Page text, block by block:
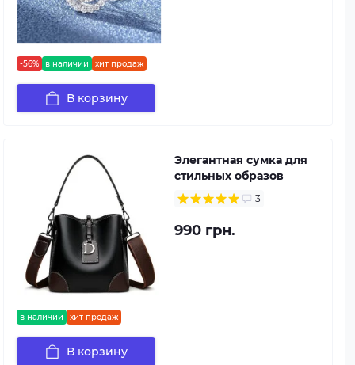
-56% в наличии хит продаж
В корзину
в наличии хит продаж
Элегантная сумка для
стильных образов
3
990 грн.
В корзину